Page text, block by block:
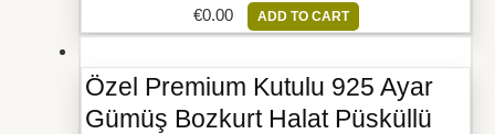
€0.00 ADD TO CART
Özel Premium Kutulu 925 Ayar
Gümüş Bozkurt Halat Püsküllü